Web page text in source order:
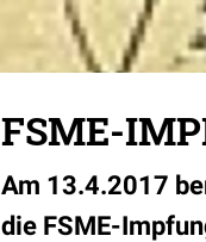
FSME-
Am 13.4.2017
die FSME-